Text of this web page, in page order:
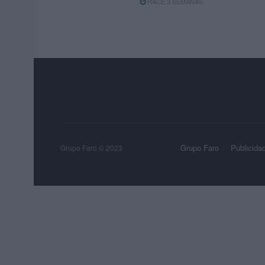
Grupo Faro Publicidad
Grupo Faro © 2023